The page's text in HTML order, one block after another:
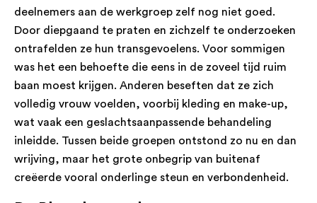
deelnemers aan de werkgroep zelf nog niet goed.
Door diepgaand te praten en zichzelf te onderzoeken
ontrafelden ze hun transgevoelens. Voor sommigen
was het een behoefte die eens in de zoveel tijd ruim
baan moest krijgen. Anderen beseften dat ze zich
volledig vrouw voelden, voorbij kleding en make-up,
wat vaak een geslachtsaanpassende behandeling
inleidde. Tussen beide groepen ontstond zo nu en dan
wrijving, maar het grote onbegrip van buitenaf
creëerde vooral onderlinge steun en verbondenheid.